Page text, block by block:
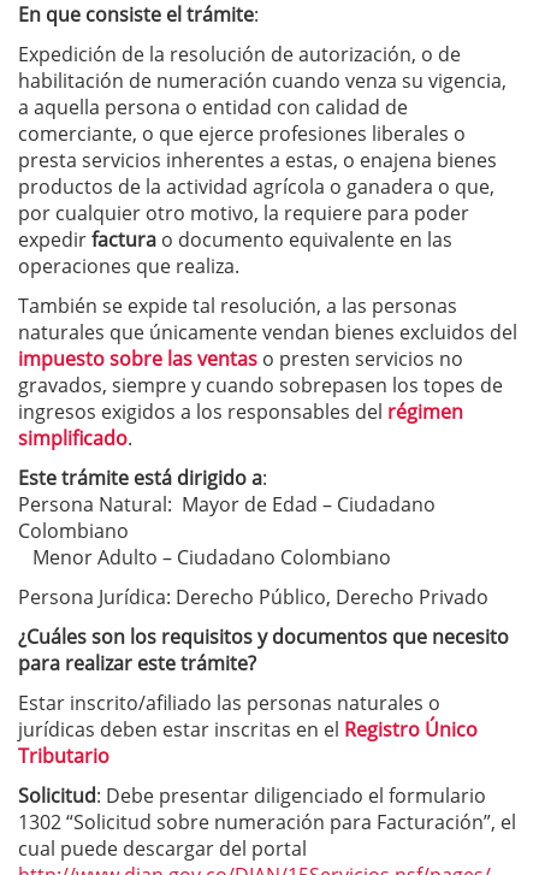
En que consiste el trámite:
Expedición de la resolución de autorización, o de
habilitación de numeración cuando venza su vigencia,
a aquella persona o entidad con calidad de
comerciante, o que ejerce profesiones liberales o
presta servicios inherentes a estas, o enajena bienes
productos de la actividad agrícola o ganadera o que,
por cualquier otro motivo, la requiere para poder
expedirfactura o documento equivalente en las
operaciones que realiza.
También se expide tal resolución, a las personas
naturales que únicamente vendan bienes excluidos del
impuesto sobre las ventas o presten servicios no
gravados, siempre y cuando sobrepasen los topes de
ingresos exigidos a los responsables del régimen
simplificado.
Este trámite está dirigido a:
Persona Natural: Mayor de Edad – Ciudadano
Colombiano
Menor Adulto – Ciudadano Colombiano
Persona Jurídica: Derecho Público, Derecho Privado
¿Cuáles son los requisitos y documentos que necesito
para realizar este trámite?
Estar inscrito/afiliado las personas naturales o
jurídicas deben estar inscritas en el Registro Único
Tributario
Solicitud: Debe presentar diligenciado el formulario
1302 “Solicitud sobre numeración para Facturación”, el
cual puede descargar del portal